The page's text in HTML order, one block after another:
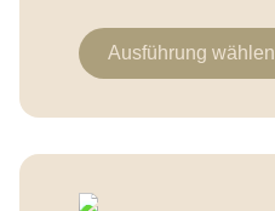
Ausführung wählen